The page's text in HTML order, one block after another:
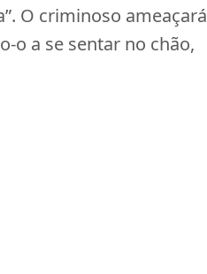
O criminoso ameaçará
o a se sentar no chão,